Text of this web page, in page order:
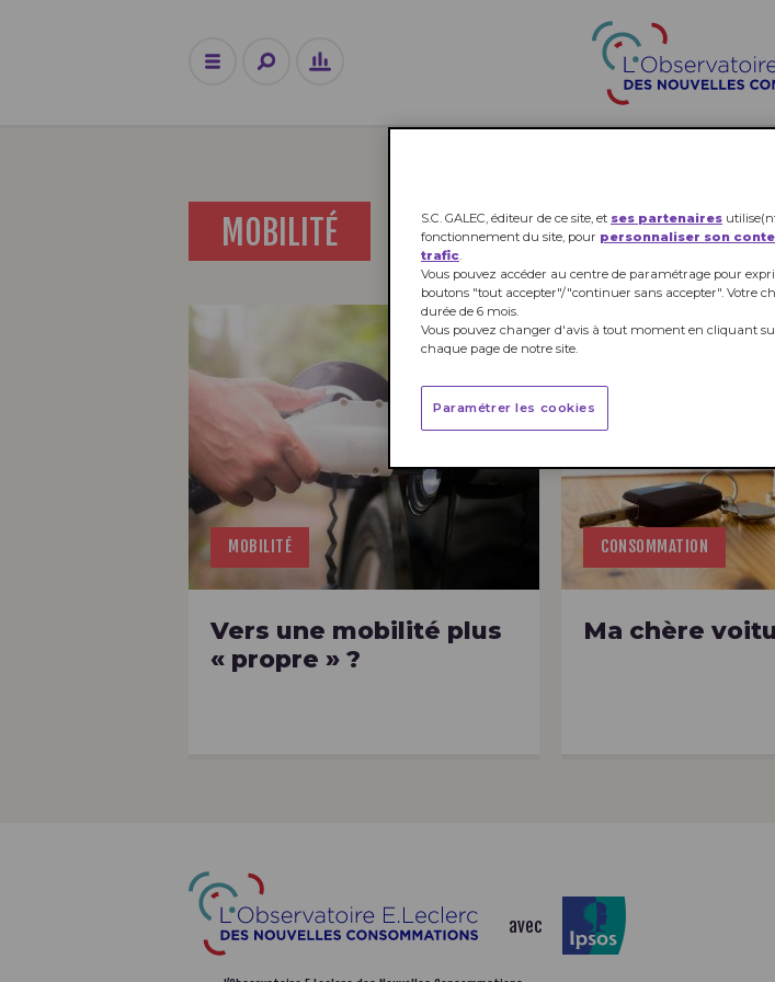
MOBILITÉ
MOBILITÉ
Vers une mobilité plus
« propre » ?
CONSOMMATION
Ma chère
avec
S.C. GALEC, éditeur de ce site, et ses partenaires
fonctionnement du site, pour personnaliser son
trafic.
Vous pouvez accéder au centre de paramétrage pour
boutons "tout accepter"/"continuer sans accepter". Votre
durée de 6 mois.
Vous pouvez changer d'avis à tout moment en cliquant
chaque page de notre site.
Paramétrer les cookies